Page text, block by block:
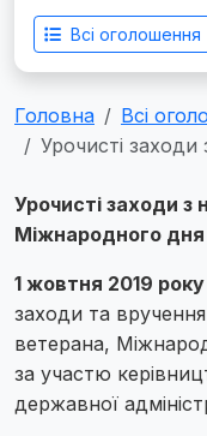
Всі оголошення
Головна
Всі
Урочисті
Урочисті заходи
Міжнародного
1 жовтня 2019
заходи та
ветерана,
за участю
державної